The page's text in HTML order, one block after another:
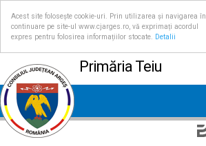
Acest site folosește cookie-uri. Prin utilizarea și navigarea în
continuare pe site-ul www.cjarges.ro, vă exprimați acordul
expres pentru folosirea informațiilor stocate.
Detalii
Primăria Teiu